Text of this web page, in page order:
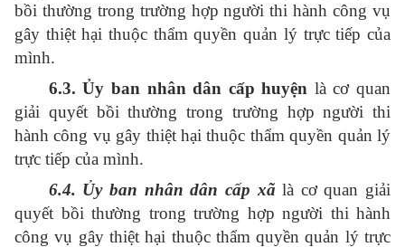
bồi thường trong trường hợp người thi hành công vụ
gây thiệt hại thuộc thẩm quyền quản lý trực tiếp của
mình.
6.3. Ủy ban nhân dân cấp huyện là cơ quan
giải quyết bồi thường trong trường hợp người thi
hành công vụ gây thiệt hại thuộc thẩm quyền quản lý
trực tiếp của mình.
6.4. Ủy ban nhân dân cấp xãlà cơ quan giải
quyết bồi thường trong trường hợp người thi hành
công vụ gây thiệt hại thuộc thẩm quyền quản lý trực